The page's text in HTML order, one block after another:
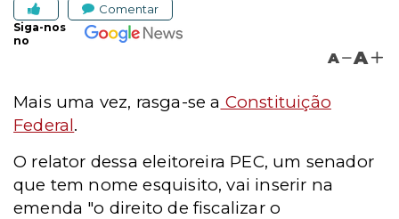
Comentar
Siga-nos
no
A A
Mais uma vez, rasga-se a Constituição
Federal.
O relator dessa eleitoreira PEC, um senador
que tem nome esquisito, vai inserir na
emenda "o direito de fiscalizar o